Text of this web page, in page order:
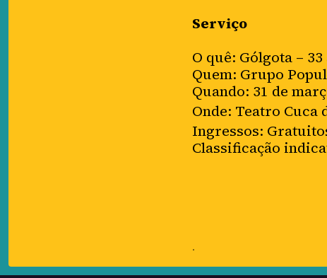
Serviço
O quê: Gólgota – 33
Quem: Grupo
Quando: 31 de
Onde: Teatro Cuca
Ingressos:
Classificação
.